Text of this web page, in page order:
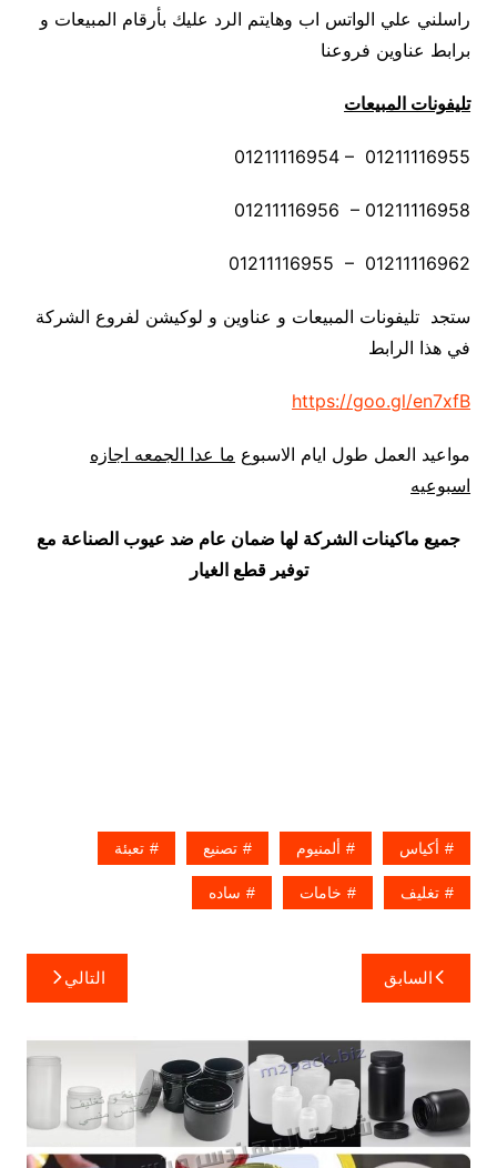
راسلني علي الواتس اب وهايتم الرد عليك بأرقام المبيعات و
برابط عناوين فروعنا
تليفونات المبيعات
01211116954 – 01211116955
01211116956 – 01211116958
01211116955 – 01211116962
ستجد تليفونات المبيعات و عناوين و لوكيشن لفروع الشركة
في هذا الرابط
https://goo.gl/en7xfB
مواعيد العمل طول ايام الاسبوع ما عدا الجمعه اجازه
اسبوعيه
جميع ماكينات الشركة لها ضمان عام ضد عيوب الصناعة مع
توفير قطع الغيار
أكياس ألمنيوم تصنيع تعبئة
تغليف خامات ساده
تصفّح
المقالات
السابق التالي